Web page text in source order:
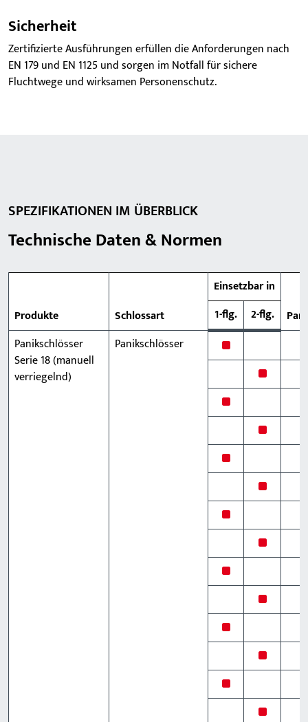
Sicherheit
Zertifizierte Ausführungen erfüllen die Anforderungen nach
EN 179 und EN 1125 und sorgen im Notfall für sichere
Fluchtwege und wirksamen Personenschutz.
SPEZIFIKATIONEN IM ÜBERBLICK
Technische Daten & Normen
Produkte Schlossart
Einsetzbar in
1-flg.
2-flg.
Panikschlösser
Serie 18 (manuell
verriegelnd)
Panikschlösser
x
x
x
x
x
x
x
x
x
x
x
x
x
x